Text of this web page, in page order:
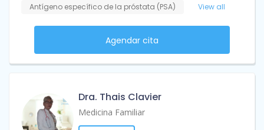
Antígeno específico de la próstata (PSA) View all
Agendar cita
Dra. Thais Clavier
Medicina Familiar